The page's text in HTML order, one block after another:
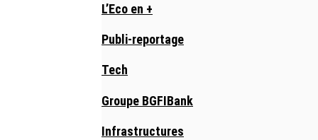
L’Eco en +
Publi-reportage
Tech
Groupe BGFIBank
Infrastructures